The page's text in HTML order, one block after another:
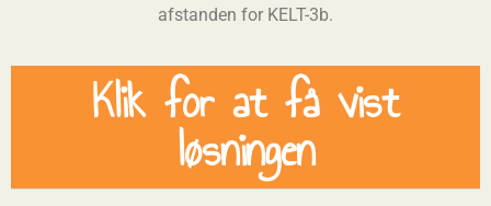
afstanden for KELT-3b.
Klik for at få vist
løsningen